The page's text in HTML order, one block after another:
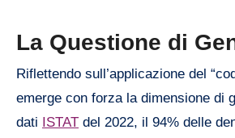
La Questione di
Riflettendo sull’applicazione del
emerge con forza la dimensione di
dati ISTAT del 2022, il 94% delle